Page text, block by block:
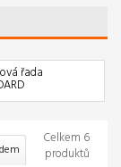
řada
Celkem 6
produktů